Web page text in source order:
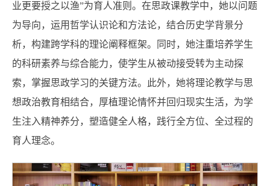
业更要授之以渔”为育人准则。在思政课教学中，她以问题
为导向，运用哲学认识论和方法论，结合历史学背景分
析，构建跨学科的理论阐释框架。同时，她注重培养学生
的科研素养与综合能力，使学生从被动接受转为主动探
索，掌握思政学习的关键方法。此外，她将理论教学与思
想政治教育相结合，厚植理论情怀并回归现实生活，为学
生注入精神养分，塑造健全人格，践行全方位、全过程的
育人理念。